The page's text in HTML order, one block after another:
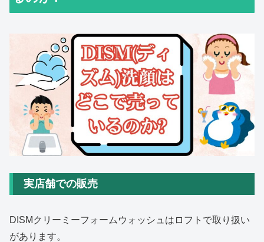
実店舗での販売
DISMクリーミーフォームウォッシュはロフトで取り扱い
があります。